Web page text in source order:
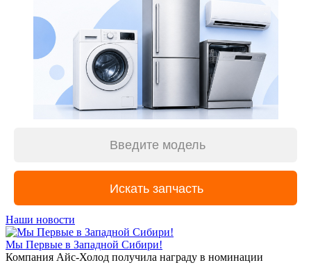
Наши новости
Мы Первые в Западной Сибири!
Компания Айс-Холод получила награду в номинации